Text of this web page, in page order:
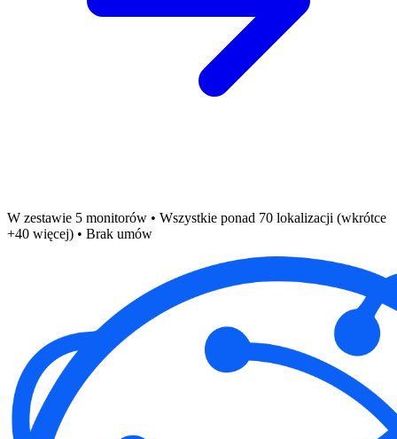
W zestawie 5 monitorów • Wszystkie ponad 70 lokalizacji (wkrótce
+40 więcej) • Brak umów